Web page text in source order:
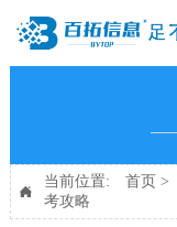
——

当前位置: 首页 >
考攻略